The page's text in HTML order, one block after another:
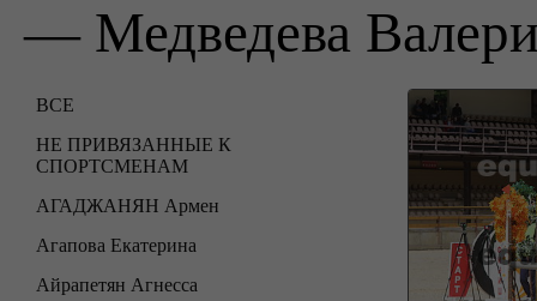
— Медведева
ВСЕ
НЕ ПРИВЯЗАННЫЕ К
СПОРТСМЕНАМ
АГАДЖАНЯН Армен
Агапова Екатерина
Айрапетян Агнесса